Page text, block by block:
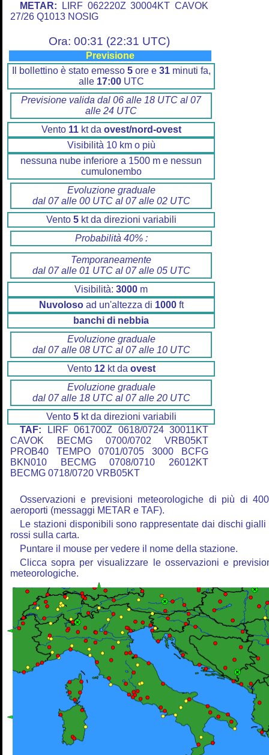
METAR: LIRF 062220Z 30004KT CAVOK
27/26 Q1013 NOSIG
Ora: 00:31 (22:31 UTC)
Previsione
Il bollettino è stato emesso 5ore e 31minuti fa,
alle 17:00UTC
Previsione valida dal 06 alle 18 UTC al 07
alle 24 UTC
Vento 11kt da ovest/nord-ovest
Visibilità 10 km o più
nessuna nube inferiore a 1500 m e nessun
cumulonembo
Evoluzione graduale
dal 07 alle 00 UTC al 07 alle 02 UTC
Vento 5kt da direzioni variabili
Probabilità 40% :
Temporaneamente
dal 07 alle 01 UTC al 07 alle 05 UTC
Visibilità: 3000 m
Nuvolosoad un'altezza di 1000ft
banchi di nebbia
Evoluzione graduale
dal 07 alle 08 UTC al 07 alle 10 UTC
Vento 12kt da ovest
Evoluzione graduale
dal 07 alle 18 UTC al 07 alle 20 UTC
Vento 5kt da direzioni variabili
TAF: LIRF 061700Z 0618/0724 30011KT
CAVOK BECMG 0700/0702 VRB05KT
PROB40 TEMPO 0701/0705 3000 BCFG
BKN010 BECMG 0708/0710 26012KT
BECMG 0718/0720 VRB05KT
Osservazioni e previsioni meteorologiche di più di
aeroporti (messaggi METAR e TAF).
Le stazioni disponibili sono rappresentate dai dischi gialli
rossi sulla carta.
Puntare il mouse per vedere il nome della stazione.
Clicca sopra per visualizzare le osservazioni e
meteorologiche.